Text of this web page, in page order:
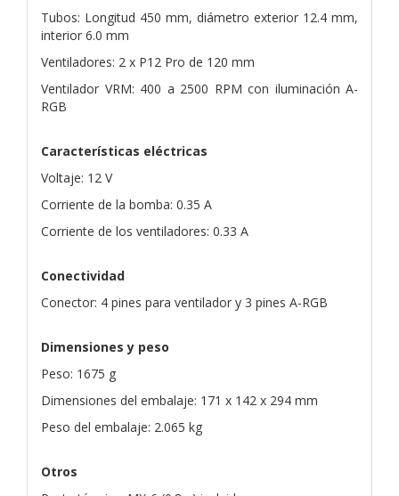
Tubos: Longitud 450 mm, diámetro exterior 12.4 mm,
interior 6.0 mm
Ventiladores: 2 x P12 Pro de 120 mm
Ventilador VRM: 400 a 2500 RPM con iluminación A-
RGB
Características eléctricas
Voltaje: 12 V
Corriente de la bomba: 0.35 A
Corriente de los ventiladores: 0.33 A
Conectividad
Conector: 4 pines para ventilador y 3 pines A-RGB
Dimensiones y peso
Peso: 1675 g
Dimensiones del embalaje: 171 x 142 x 294 mm
Peso del embalaje: 2.065 kg
Otros